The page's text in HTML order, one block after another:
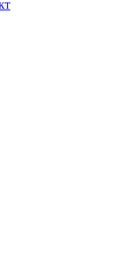
нейтральные